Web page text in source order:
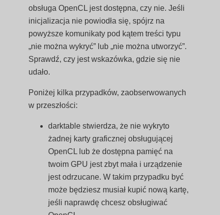
obsługa OpenCL jest dostępna, czy nie. Jeśli
inicjalizacja nie powiodła się, spójrz na
powyższe komunikaty pod kątem treści typu
„nie można wykryć” lub „nie można utworzyć”.
Sprawdź, czy jest wskazówka, gdzie się nie
udało.
Poniżej kilka przypadków, zaobserwowanych
w przeszłości:
darktable stwierdza, że nie wykryto
żadnej karty graficznej obsługującej
OpenCL lub że dostępna pamięć na
twoim GPU jest zbyt mała i urządzenie
jest odrzucane. W takim przypadku być
może będziesz musiał kupić nową kartę,
jeśli naprawdę chcesz obsługiwać